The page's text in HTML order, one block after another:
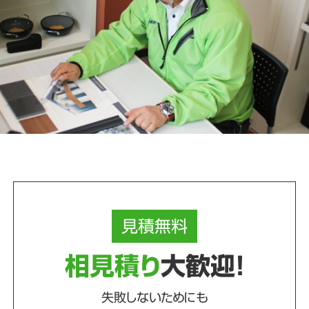
見積無料
相見積り大歓迎！
失敗しないためにも